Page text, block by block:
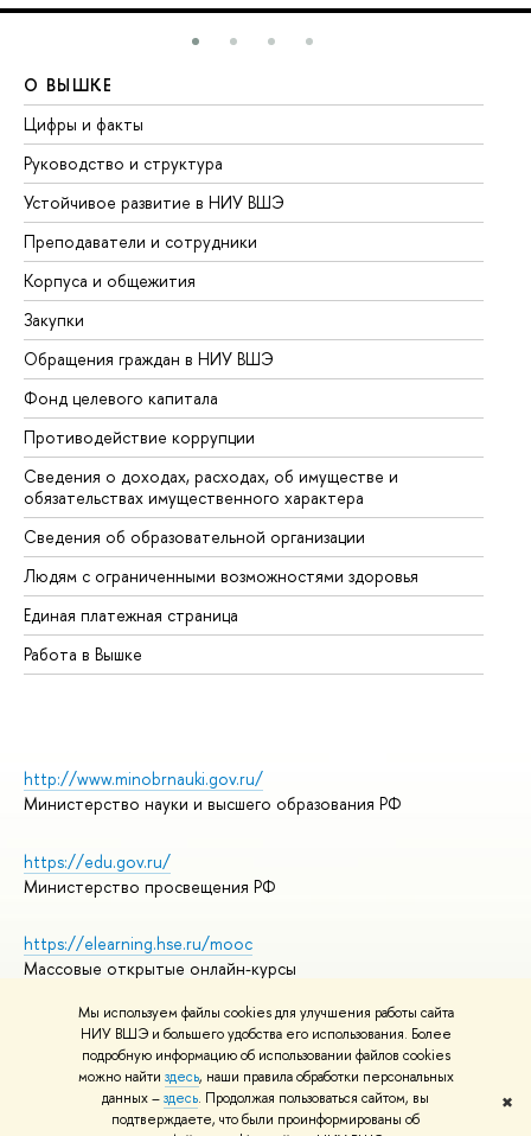
Мы используем файлы cookies для улучшения работы сайта
НИУ ВШЭ и большего удобства его использования. Более
подробную информацию об использовании файлов cookies
можно найти здесь, наши правила обработки персональных
данных –здесь. Продолжая пользоваться сайтом, вы
подтверждаете, что были проинформированы об
✖
О ВЫШКЕ
Цифры и факты
Руководство и структура
Устойчивое развитие в НИУ ВШЭ
Преподаватели и сотрудники
Корпуса и общежития
Закупки
Обращения граждан в НИУ ВШЭ
Фонд целевого капитала
Противодействие коррупции
Сведения о доходах, расходах, об имуществе и
обязательствах имущественного характера
Сведения об образовательной организации
Людям с ограниченными возможностями здоровья
Единая платежная страница
Работа в Вышке
http://www.minobrnauki.gov.ru/
Министерство науки и высшего образования РФ
https://edu.gov.ru/
Министерство просвещения РФ
https://elearning.hse.ru/mooc
Массовые открытые онлайн-курсы
© НИУ ВШЭ 1993–2026
Адреса и контакты
Условия использования материалов
Политика конфиденциальности